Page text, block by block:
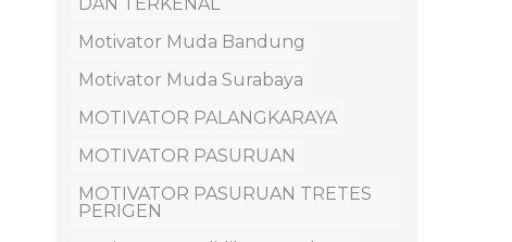
Motivator Muda Bandung
Motivator Muda Surabaya
MOTIVATOR PALANGKARAYA
MOTIVATOR PASURUAN
MOTIVATOR PASURUAN TRETES
PERIGEN